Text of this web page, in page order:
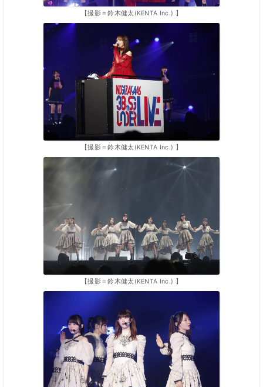
【撮影＝鈴木健太(KENTA Inc.) 】
【撮影＝鈴木健太(KENTA Inc.) 】
【撮影＝鈴木健太(KENTA Inc.) 】